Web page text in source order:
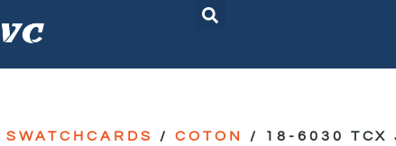
SWATCHCARDS / COTON / 18-6030 TCX